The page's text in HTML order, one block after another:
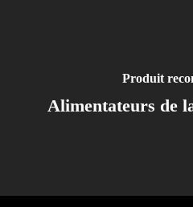
Produit
Alimentateurs de